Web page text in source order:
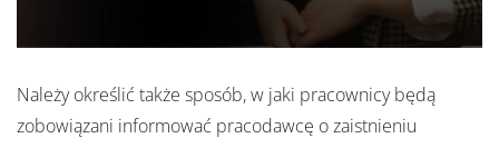
Należy określić także sposób, w jaki pracownicy będą
zobowiązani informować pracodawcę o zaistnieniu